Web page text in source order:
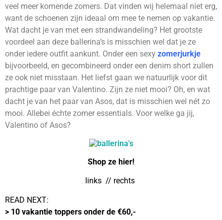
veel meer komende zomers. Dat vinden wij helemaal niet erg,
want de schoenen zijn ideaal om mee te nemen op vakantie.
Wat dacht je van met een strandwandeling? Het grootste
voordeel aan deze ballerina’s is misschien wel dat je ze
onder iedere outfit aankunt. Onder een sexy zomerjurkje
bijvoorbeeld, en gecombineerd onder een denim short zullen
ze ook niet misstaan. Het liefst gaan we natuurlijk voor dit
prachtige paar van Valentino. Zijn ze niet mooi? Oh, en wat
dacht je van het paar van Asos, dat is misschien wel nét zo
mooi. Allebei échte zomer essentials. Voor welke ga jij,
Valentino of Asos?
Shop ze hier!
links // rechts
READ NEXT:
> 10 vakantie toppers onder de €60,-